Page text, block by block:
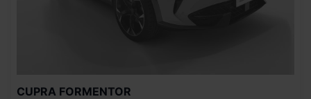
CUPRA FORMENTOR